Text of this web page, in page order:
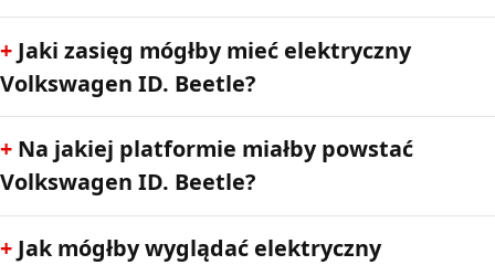
Jaki zasięg mógłby mieć elektryczny
Volkswagen ID. Beetle?
Na jakiej platformie miałby powstać
Volkswagen ID. Beetle?
Jak mógłby wyglądać elektryczny